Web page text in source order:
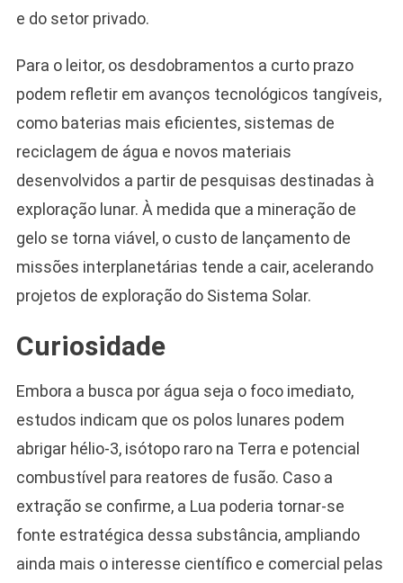
e do setor privado.
Para o leitor, os desdobramentos a curto prazo
podem refletir em avanços tecnológicos tangíveis,
como baterias mais eficientes, sistemas de
reciclagem de água e novos materiais
desenvolvidos a partir de pesquisas destinadas à
exploração lunar. À medida que a mineração de
gelo se torna viável, o custo de lançamento de
missões interplanetárias tende a cair, acelerando
projetos de exploração do Sistema Solar.
Curiosidade
Embora a busca por água seja o foco imediato,
estudos indicam que os polos lunares podem
abrigar hélio-3, isótopo raro na Terra e potencial
combustível para reatores de fusão. Caso a
extração se confirme, a Lua poderia tornar-se
fonte estratégica dessa substância, ampliando
ainda mais o interesse científico e comercial pelas